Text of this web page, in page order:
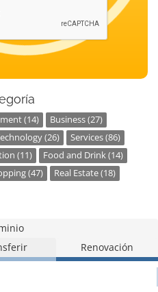
(14)
Business (27)
(26)
Services (86)
(11)
Food and Drink (14)
(47)
Real Estate (18)
Renovación